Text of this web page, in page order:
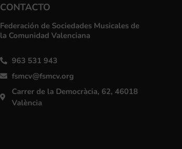
CONTACTO
Federación de Sociedades Musicales de
la Comunidad Valenciana
963 531 943
fsmcv@fsmcv.org
Carrer de la Democràcia, 62, 46018
València